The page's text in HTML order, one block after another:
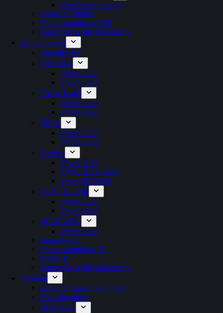
Všeobecná pravidla
Kontrolní činnost
Povinná publicita VES
Koncepční a jiné dokumenty
EU partnerství
Aktuality EP
ERDERA
Výzva 2025
Výzva 2026
ERA4Health
Výzva 2025
Výzva 2026
THCS
Výzva 2025
Výzva 2026
PerMed
Výzva 2025
Výzva RITC2026
Výzva JTC2026
EUP OH AMR
Výzva 2026
Výzva 2027
BE-READY
Výzva 2026
Brain Health
Povinná publicita EP
FAQ EP
Koncepční a jiné dokumenty
Výzkum
Cena ministra zdravotnictví
Mediální ohlasy
10 let AZV